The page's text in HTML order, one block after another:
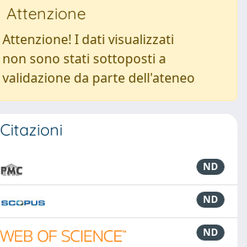
Attenzione
Attenzione! I dati visualizzati
non sono stati sottoposti a
validazione da parte dell'ateneo
Citazioni
ND
ND
ND